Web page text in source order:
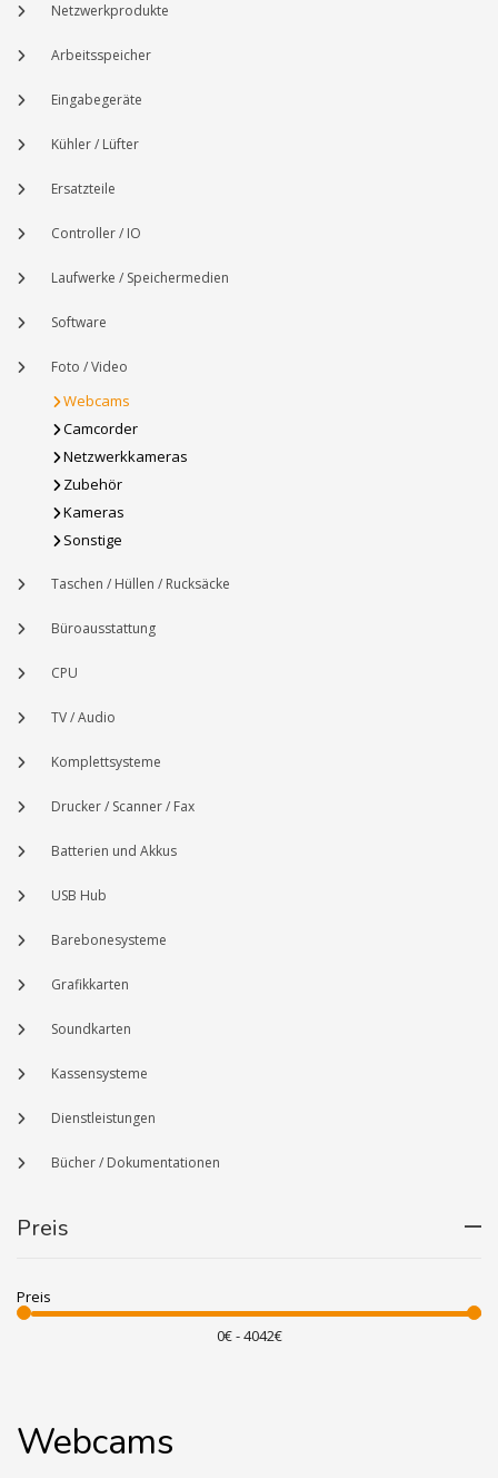
Netzwerkprodukte
Arbeitsspeicher
Eingabegeräte
Kühler / Lüfter
Ersatzteile
Controller / IO
Laufwerke / Speichermedien
Software
Foto / Video
Webcams
Camcorder
Netzwerkkameras
Zubehör
Kameras
Sonstige
Taschen / Hüllen / Rucksäcke
Büroausstattung
CPU
TV / Audio
Komplettsysteme
Drucker / Scanner / Fax
Batterien und Akkus
USB Hub
Barebonesysteme
Grafikkarten
Soundkarten
Kassensysteme
Dienstleistungen
Bücher / Dokumentationen
Preis
Preis
Webcams